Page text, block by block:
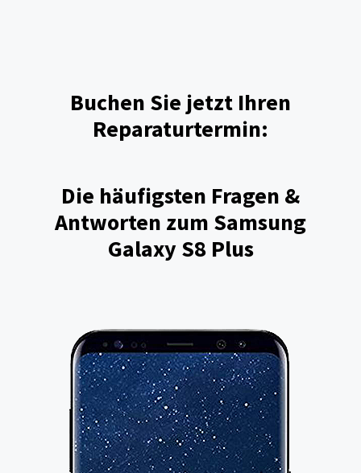
Buchen Sie jetzt Ihren
Reparaturtermin:
Die häufigsten Fragen &
Antworten zum Samsung
Galaxy S8 Plus